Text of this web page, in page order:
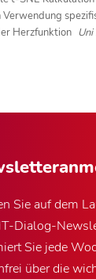
Verwendung
Herzfunktion Uni
Sie auf dem
Dialog-
Sie jede
über die